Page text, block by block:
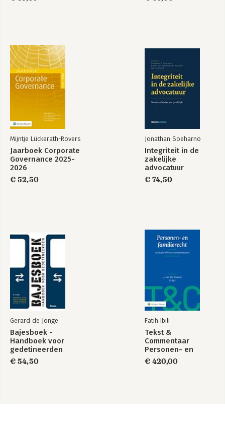
Mijntje Lückerath-Rovers
Jaarboek Corporate
Governance 2025-
2026
€ 52,50
Jonathan Soeharno
Integriteit in de
zakelijke
advocatuur
€ 74,50
Gerard de Jonge
Bajesboek -
Handboek voor
gedetineerden
€ 54,50
Fatih Ibili
Tekst &
Commentaar
Personen- en
Familierecht
€ 420,00